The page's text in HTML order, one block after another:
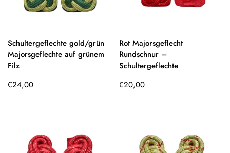
Schultergeflechte gold/grün
Majorsgeflechte auf grünem
Filz
Regulärer
€24,00
Rot Majorsgeflecht
Rundschnur –
Schultergeflechte
Regulärer
€20,00